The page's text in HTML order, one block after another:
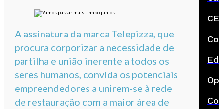
A assinatura da marca Telepizza, que
procura corporizar a necessidade de
partilha e união inerente a todos os
seres humanos, convida os potenciais
empreendedores a unirem-se à rede
de restauração com a maior área de